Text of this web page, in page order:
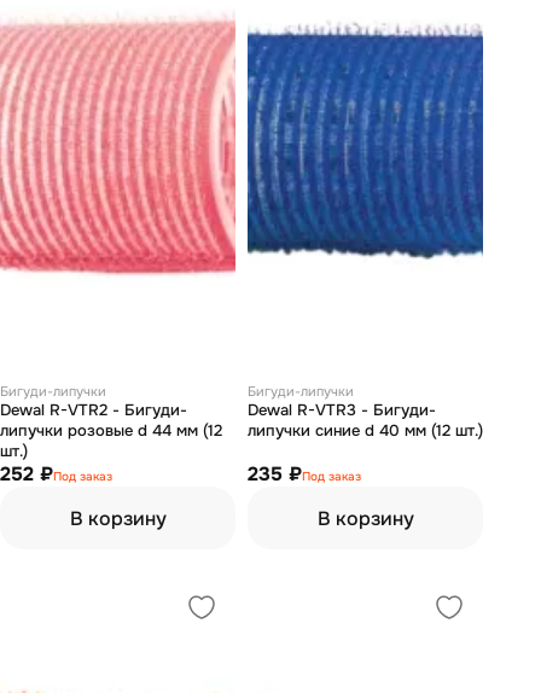
Бигуди-липучки
Dewal R-VTR2 - Бигуди-
липучки розовые d 44 мм (12
шт.)
252 ₽Под заказ
В корзину
Бигуди-липучки
Dewal R-VTR3 - Бигуди-
липучки синие d 40 мм (12 шт.)
235 ₽Под заказ
В корзину